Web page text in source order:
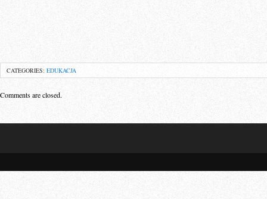
CATEGORIES: EDUKACJA
Comments are closed.